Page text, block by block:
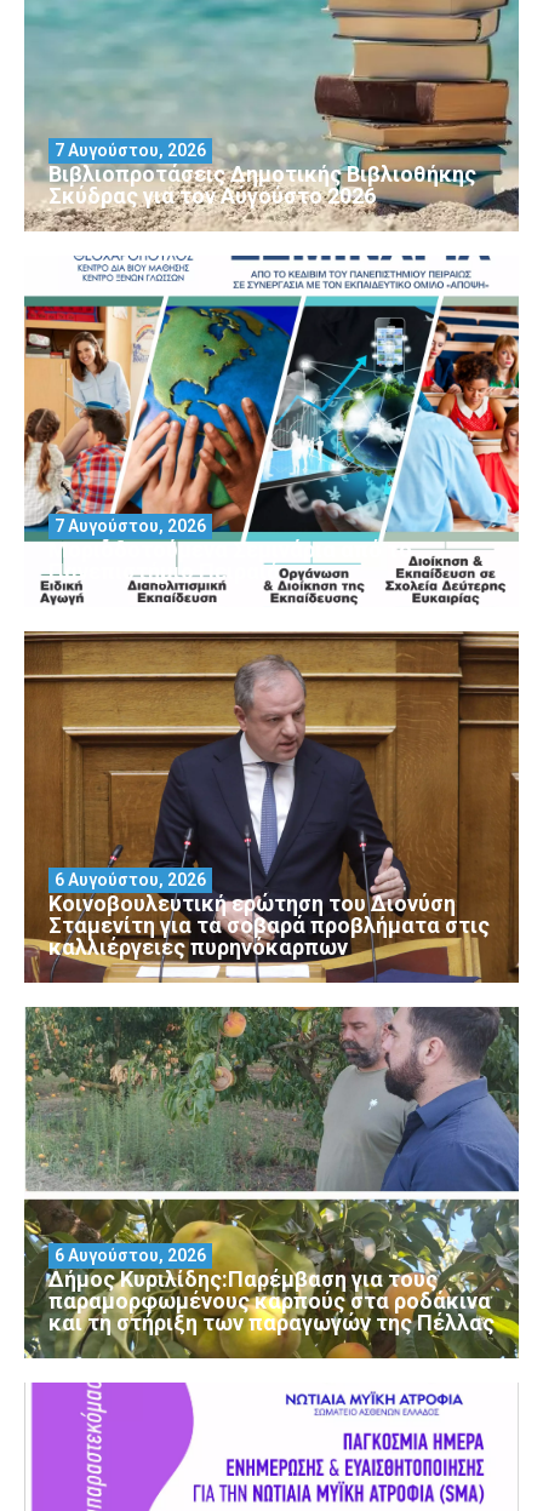
Βιβλιοπροτάσεις Δημοτικής Βιβλιοθήκης
Σκύδρας για τον Αύγούστο 2026
7 Αυγούστου, 2026
Μοριοδοτούμενα Σεμινάρια από το
Πανεπιστήμιο Πειραιά
7 Αυγούστου, 2026
Κοινοβουλευτική ερώτηση του Διονύση
Σταμενίτη για τα σοβαρά προβλήματα στις
καλλιέργειες πυρηνόκαρπων
6 Αυγούστου, 2026
Δήμος Κυριλίδης:Παρέμβαση για τους
παραμορφωμένους καρπούς στα ροδάκινα
και τη στήριξη των παραγωγών της Πέλλας
6 Αυγούστου, 2026